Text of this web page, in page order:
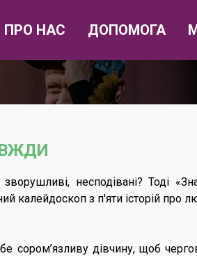
ПРО НАС ДОПОМОГА
несподівані? Тоді
калейдоскоп з п'яти історій про
сором’язливу дівчину, щоб